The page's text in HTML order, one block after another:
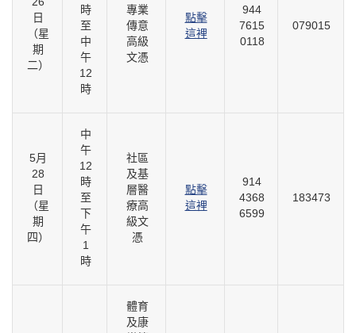
日
（星
期
二）
時
至
中
午
12
時
專業
傳意
高級
文憑
點擊
這裡
944
7615
0118
079015
5月
28
日
（星
期
四）
中
午
12
時
至
下
午
1
時
社區
及基
層醫
療高
級文
憑
點擊
這裡
914
4368
6599
183473
體育
及康